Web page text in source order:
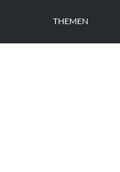
THEMEN